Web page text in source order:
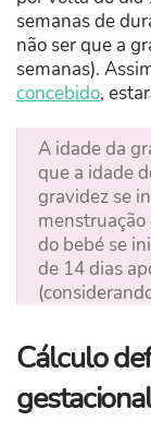
semanas de
não ser que a
semanas).
concebido,
A idade da
que a idade
gravidez se
do bebé se
de 14 dias
Cálculo